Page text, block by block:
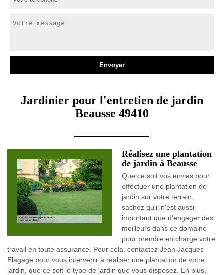
Jardinier pour l'entretien de jardin
Beausse 49410
Réalisez une plantation
de jardin à Beausse
Que ce soit vos envies pour
effectuer une plantation de
jardin sur votre terrain,
sachez qu'il n'est aussi
important que d'engager des
meilleurs dans ce domaine
pour prendre en charge votre
travail en toute assurance. Pour cela, contactez Jean Jacques
Elagage pour vous intervenir à réaliser une plantation de votre
jardin, que ce soit le type de jardin que vous disposez. En plus,